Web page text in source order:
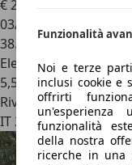
€ 22.950
03/2023
38.879 km
Elettrica/Diesel
5,5 l/100 km (comb.)
Rivenditore
IT 24045Fara Gera
Funzionalità
Noi e terze
inclusi cookie e
offrirti
un'esperienza
funzionalità
della nostra
ricerche in una